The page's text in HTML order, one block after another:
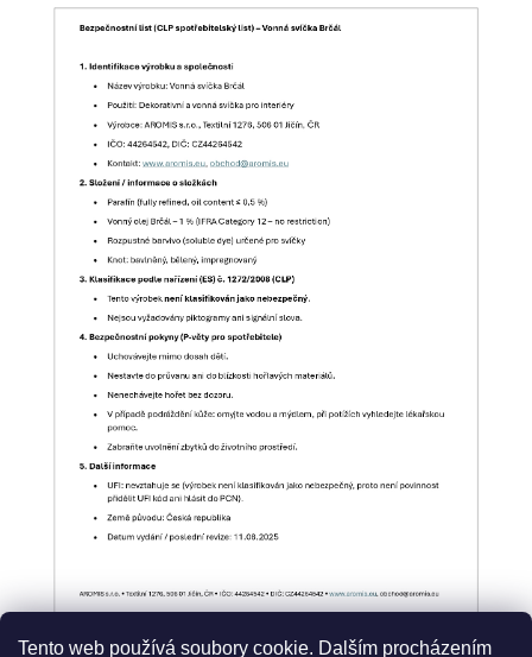
Tento web používá soubory cookie. Dalším procházením